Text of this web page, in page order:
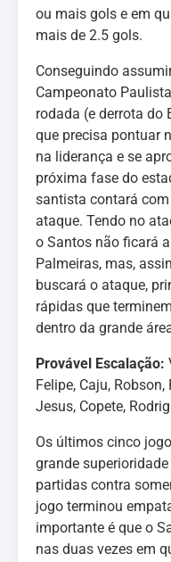
ou mais gols e em
mais de 2.5 gols.
Conseguindo
Campeonato
rodada (e derrota do
que precisa pontuar
na liderança e se
próxima fase do
santista contará
ataque. Tendo no
o Santos não ficará
Palmeiras, mas,
buscará o ataque,
rápidas que
dentro da grande
Provável Escalação:
Felipe, Caju,
Jesus, Copete,
Os últimos cinco
grande
partidas contra
jogo terminou
importante é que o
nas duas vezes em